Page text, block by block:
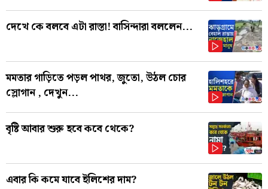
দেখে কে বলবে এটা রাস্তা! বাসিন্দারা বললেন...
মমতার গাড়িতে পড়ল পাথর, জুতো, উঠল চোর
স্লোগান , দেখুন...
বৃষ্টি আবার শুরু হবে কবে থেকে?
এবার কি কমে যাবে ইলিশের দাম?